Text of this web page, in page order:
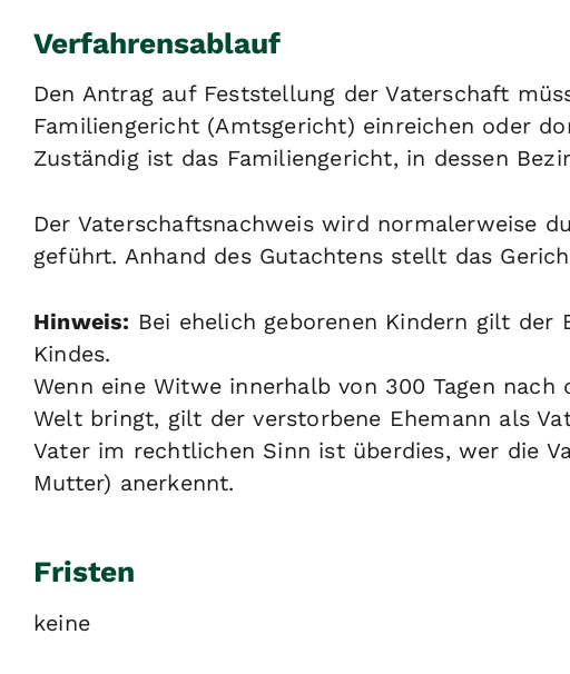
Verfahrensablauf
Den Antrag auf Feststellung der Vaterschaft
Familiengericht (Amtsgericht) einreichen oder
Zuständig ist das Familiengericht, in dessen
Der Vaterschaftsnachweis wird normalerweise
geführt. Anhand des Gutachtens stellt das
Hinweis: Bei ehelich geborenen Kindern gilt der
Kindes.
Wenn eine Witwe innerhalb von 300 Tagen nach
Welt bringt, gilt der verstorbene Ehemann als
Vater im rechtlichen Sinn ist überdies, wer die
Mutter) anerkennt.
Fristen
keine